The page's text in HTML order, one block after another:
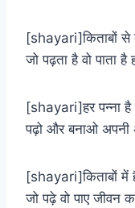
[shayari]किताबों
जो पढ़ता है वो पाता
[shayari]हर पन्ना
पढ़ो और बनाओ
[shayari]किताबों
जो पढ़े वो पाए